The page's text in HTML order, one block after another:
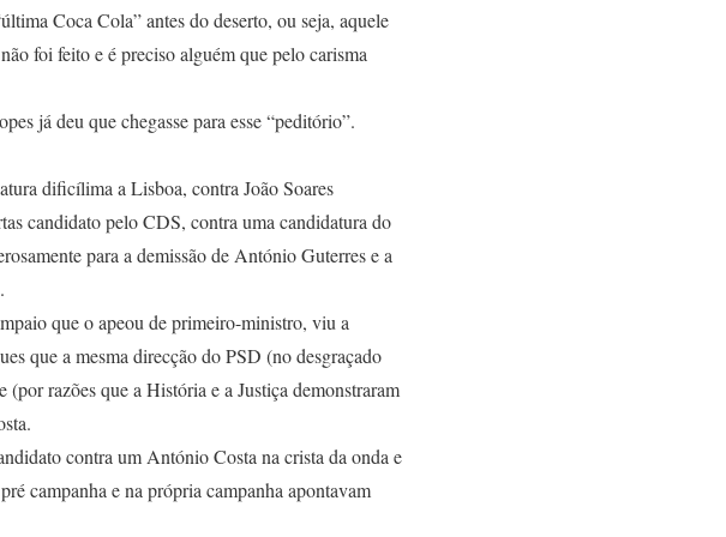
Coca Cola” antes do deserto, ou seja, aquele
foi feito e é preciso alguém que pelo carisma
já deu que chegasse para esse “peditório”.
dificílima a Lisboa, contra João Soares
candidato pelo CDS, contra uma candidatura do
para a demissão de António Guterres e a
que o apeou de primeiro-ministro, viu a
que a mesma direcção do PSD (no desgraçado
razões que a História e a Justiça demonstraram
contra um António Costa na crista da onda e
campanha e na própria campanha apontavam